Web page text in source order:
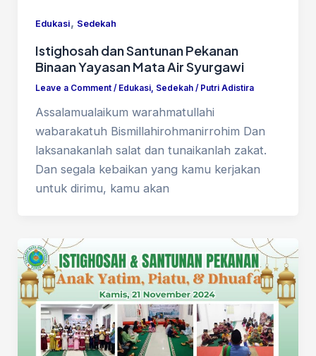
Edukasi, Sedekah
Istighosah dan Santunan Pekanan
Binaan Yayasan Mata Air Syurgawi
Leave a Comment / Edukasi, Sedekah/ Putri Adistira
Assalamualaikum warahmatullahi
wabarakatuh Bismillahirohmanirrohim Dan
laksanakanlah salat dan tunaikanlah zakat.
Dan segala kebaikan yang kamu kerjakan
untuk dirimu, kamu akan